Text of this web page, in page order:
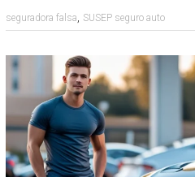
seguradora falsa, SUSEP seguro auto